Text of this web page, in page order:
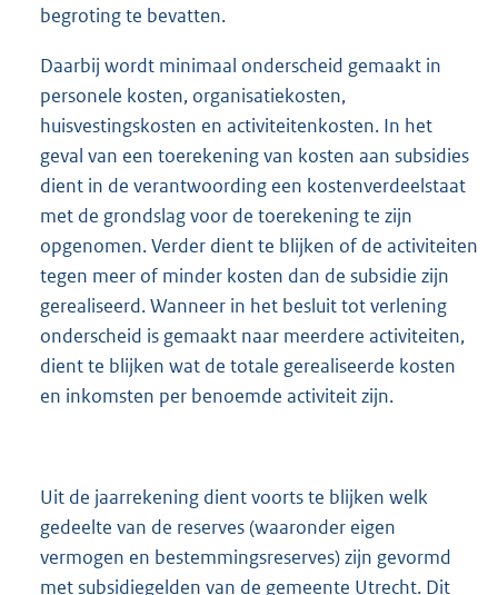
begroting te bevatten.
Daarbij wordt minimaal onderscheid gemaakt in
personele kosten, organisatiekosten,
huisvestingskosten en activiteitenkosten. In het
geval van een toerekening van kosten aan subsidies
dient in de verantwoording een kostenverdeelstaat
met de grondslag voor de toerekening te zijn
opgenomen. Verder dient te blijken of de activiteiten
tegen meer of minder kosten dan de subsidie zijn
gerealiseerd. Wanneer in het besluit tot verlening
onderscheid is gemaakt naar meerdere activiteiten,
dient te blijken wat de totale gerealiseerde kosten
en inkomsten per benoemde activiteit zijn.
Uit de jaarrekening dient voorts te blijken welk
gedeelte van de reserves (waaronder eigen
vermogen en bestemmingsreserves) zijn gevormd
met subsidiegelden van de gemeente Utrecht. Dit